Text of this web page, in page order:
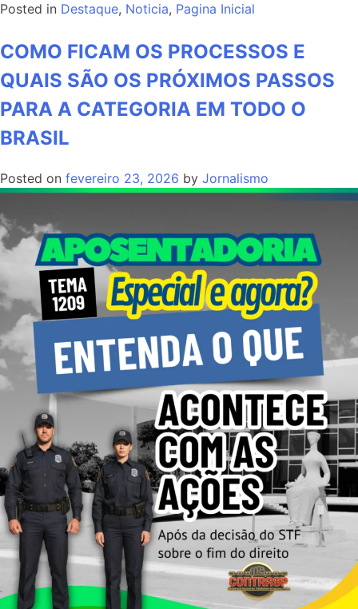
Posted in Destaque, Noticia, Pagina Inicial
COMO FICAM OS PROCESSOS E
QUAIS SÃO OS PRÓXIMOS PASSOS
PARA A CATEGORIA EM TODO O
BRASIL
Posted on fevereiro 23, 2026 by Jornalismo